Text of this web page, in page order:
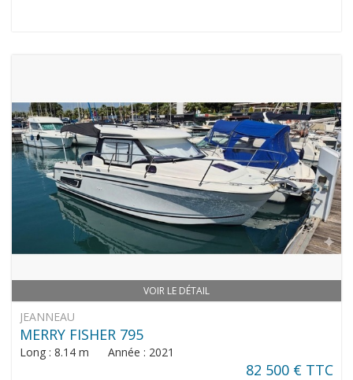
VOIR LE DÉTAIL
JEANNEAU
MERRY FISHER 795
Long : 8.14 m Année : 2021
82 500 € TTC